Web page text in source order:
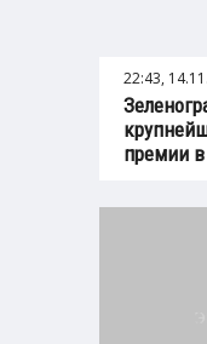
22:43,
премии